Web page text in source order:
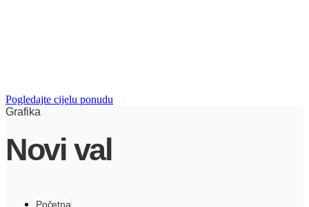
Pogledajte cijelu ponudu
Grafika
Novi val
Početna